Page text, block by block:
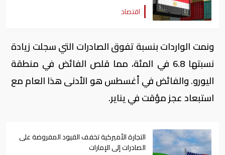
اقتصاد
ونمت الواردات بنسبة تفوق الصادرات التي سجلت زيادة
نسبتها 6.8 في المئة، مما قلص الفائض في منطقة
اليورو. والفائض في أغسطس هو الأدنى هذا العام مع
استبعاد عجز مؤقت في يناير.
التجارة الأميركية تخفف القيود المفروضة على
الصادرات إلى الإمارات